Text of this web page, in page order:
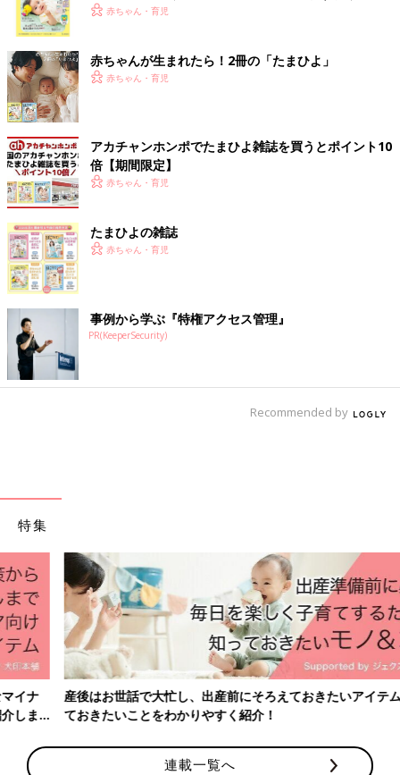
出典：Instagramアカウント「abneii_home」
abneii_homeさんはリモコンの汚れ取り。綿棒にアルコールを染
み込ませて拭き取るとのことで、リモコンが作動しないよう電池
を抜いておくのが良いそうです！リビングで座ったまま、気軽に
取り組めそうですね♪
ニオイを除去！「リンレイ ウルトラハードクリーナ
ー パイプ用」
出典：Instagramアカウント「oyabufam_home」
oyabufam_homeさんは洗面所のパイプ内を「リンレイ ウルトラ
ハードクリーナー パイプ用」で簡単こそうじ（小掃除）。粉を
振りかけて流すだけでじめじめとしたニオイがしなくなったそう
です♪
く！ おっぱい・ミルクの基本と夏のトラブル 解決テ
赤ちゃん・育児
赤ちゃんが生まれたら！2冊の「たまひよ」
赤ちゃん・育児
アカチャンホンポでたまひよ雑誌を買うとポイント10
倍【期間限定】
赤ちゃん・育児
たまひよの雑誌
赤ちゃん・育児
事例から学ぶ『特権アクセス管理』
PR(KeeperSecurity)
Recommended by
特集
産後はお世話で大忙し、出産前にそろえておきたいアイテム、知っ
ておきたいことをわかりやすく紹介！
連載一覧へ